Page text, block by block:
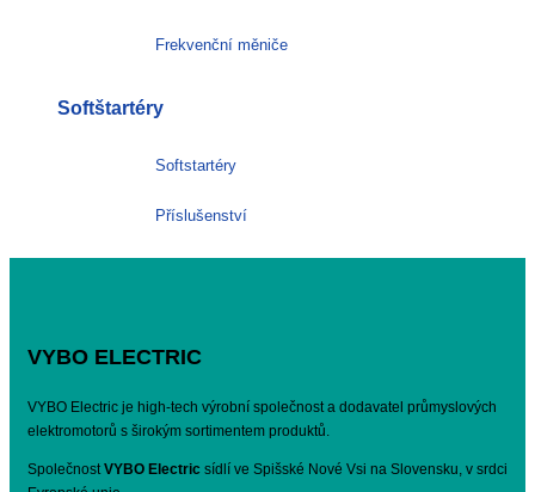
Frekvenční měniče
Softštartéry
Softstartéry
Příslušenství
VYBO ELECTRIC
VYBO Electric je high-tech výrobní společnost a dodavatel průmyslových
elektromotorů s širokým sortimentem produktů.
SpolečnostVYBO Electric sídlí ve Spišské Nové Vsi na Slovensku, v srdci